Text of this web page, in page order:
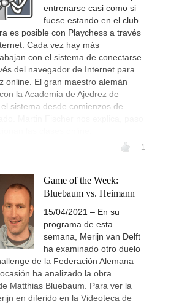
entrenarse casi como si
fuese estando en el club
es posible con Playchess a través
Cada vez hay más
con el sistema de conectarse
del navegador de Internet para
online. El gran maestro alemán
la Academia de Ajedrez de
sistema desde comienzos de
1
Game of the Week:
Bluebaum vs. Heimann
15/04/2021 – En su
programa de esta
semana, Merijn van Delft
ha examinado otro duelo
de la Federación Alemana
ha analizado la obra
Matthias Bluebaum. Para ver la
en diferido en la Videoteca de